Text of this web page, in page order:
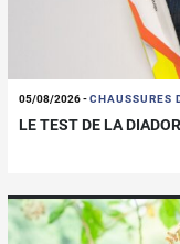
05/08/2026-CHAUSSURES
LE TEST DE LA